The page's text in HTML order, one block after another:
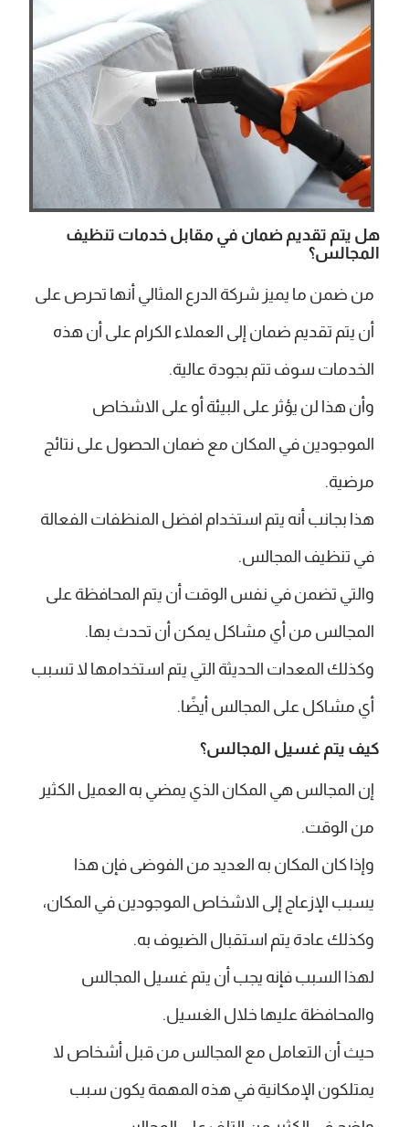
هل يتم تقديم ضمان في مقابل خدمات تنظيف
المجالس؟
من ضمن ما يميز شركة الدرع المثالي أنها تحرص على
أن يتم تقديم ضمان إلى العملاء الكرام على أن هذه
الخدمات سوف تتم بجودة عالية.
وأن هذا لن يؤثر على البيئة أو على الاشخاص
الموجودين في المكان مع ضمان الحصول على نتائج
مرضية.
هذا بجانب أنه يتم استخدام افضل المنظفات الفعالة
في تنظيف المجالس.
والتي تضمن في نفس الوقت أن يتم المحافظة على
المجالس من أي مشاكل يمكن أن تحدث بها.
وكذلك المعدات الحديثة التي يتم استخدامها لا تسبب
أي مشاكل على المجالس أيضًا.
كيف يتم غسيل المجالس؟
إن المجالس هي المكان الذي يمضي به العميل الكثير
من الوقت.
وإذا كان المكان به العديد من الفوضى فإن هذا
يسبب الإزعاج إلى الاشخاص الموجودين في المكان،
وكذلك عادة يتم استقبال الضيوف به.
لهذا السبب فإنه يجب أن يتم غسيل المجالس
والمحافظة عليها خلال الغسيل.
حيث أن التعامل مع المجالس من قبل أشخاص لا
يمتلكون الإمكانية في هذه المهمة يكون سبب